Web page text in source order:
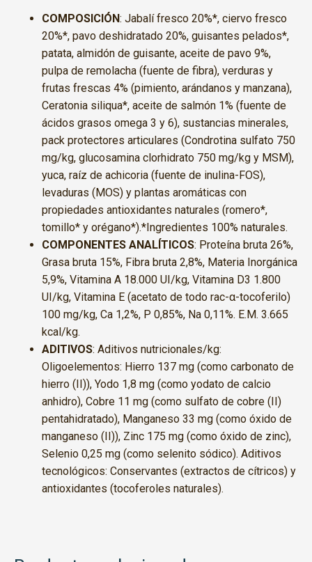
COMPOSICIÓN: Jabalí fresco 20%*, ciervo fresco
20%*, pavo deshidratado 20%, guisantes pelados*,
patata, almidón de guisante, aceite de pavo 9%,
pulpa de remolacha (fuente de fibra), verduras y
frutas frescas 4% (pimiento, arándanos y manzana),
Ceratonia siliqua*, aceite de salmón 1% (fuente de
ácidos grasos omega 3 y 6), sustancias minerales,
pack protectores articulares (Condrotina sulfato 750
mg/kg, glucosamina clorhidrato 750 mg/kg y MSM),
yuca, raíz de achicoria (fuente de inulina-FOS),
levaduras (MOS) y plantas aromáticas con
propiedades antioxidantes naturales (romero*,
tomillo* y orégano*).*Ingredientes 100% naturales.
COMPONENTES ANALÍTICOS: Proteína bruta 26%,
Grasa bruta 15%, Fibra bruta 2,8%, Materia Inorgánica
5,9%, Vitamina A 18.000 UI/kg, Vitamina D3 1.800
UI/kg, Vitamina E (acetato de todo rac-α-tocoferilo)
100 mg/kg, Ca 1,2%, P 0,85%, Na 0,11%. E.M. 3.665
kcal/kg.
ADITIVOS: Aditivos nutricionales/kg:
Oligoelementos: Hierro 137 mg (como carbonato de
hierro (II)), Yodo 1,8 mg (como yodato de calcio
anhidro), Cobre 11 mg (como sulfato de cobre (II)
pentahidratado), Manganeso 33 mg (como óxido de
manganeso (II)), Zinc 175 mg (como óxido de zinc),
Selenio 0,25 mg (como selenito sódico). Aditivos
tecnológicos: Conservantes (extractos de cítricos) y
antioxidantes (tocoferoles naturales).